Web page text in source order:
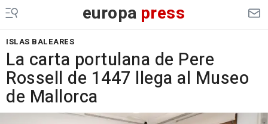
europa press
ISLAS BALEARES
La carta portulana de Pere
Rossell de 1447 llega al Museo
de Mallorca